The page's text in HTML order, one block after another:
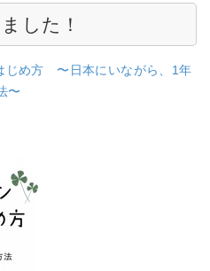
した！
じめ方 〜日本にいながら、1年
〜